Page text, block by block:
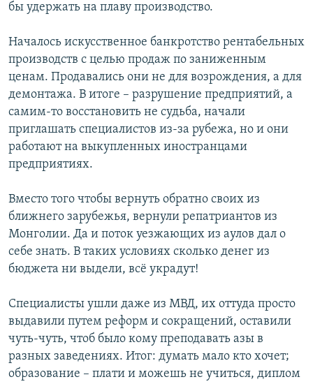
бы удержать на плаву производство.
Началось искусственное банкротство рентабельных
производств с целью продаж по заниженным
ценам. Продавались они не для возрождения, а для
демонтажа. В итоге – разрушение предприятий, а
самим-то восстановить не судьба, начали
приглашать специалистов из-за рубежа, но и они
работают на выкупленных иностранцами
предприятиях.
Вместо того чтобы вернуть обратно своих из
ближнего зарубежья, вернули репатриантов из
Монголии. Да и поток уезжающих из аулов дал о
себе знать. В таких условиях сколько денег из
бюджета ни выдели, всё украдут!
Специалисты ушли даже из МВД, их оттуда просто
выдавили путем реформ и сокращений, оставили
чуть-чуть, чтоб было кому преподавать азы в
разных заведениях. Итог: думать мало кто хочет;
образование – плати и можешь не учиться, диплом